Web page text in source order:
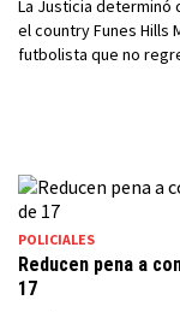
La Justicia determinó
el country Funes Hills
futbolista que no
POLICIALES
Reducen pena a
17